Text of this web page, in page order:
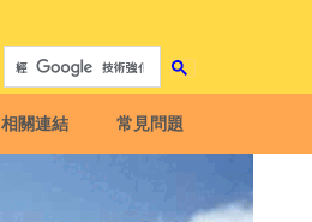
相關連結 常見問題